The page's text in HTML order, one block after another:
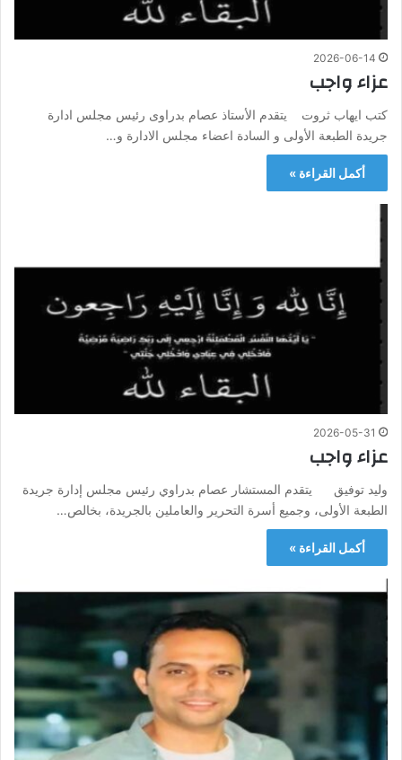
2026-06-14
عزاء واجب
كتب ايهاب ثروت يتقدم الأستاذ عصام بدراوى رئيس مجلس ادارة
جريدة الطبعة الأولى و السادة اعضاء مجلس الادارة و…
أكمل القراءة »
2026-05-31
عزاء واجب
وليد توفيق يتقدم المستشار عصام بدراوي رئيس مجلس إدارة جريدة
الطبعة الأولى، وجميع أسرة التحرير والعاملين بالجريدة، بخالص…
أكمل القراءة »